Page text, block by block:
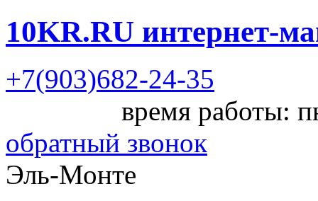
10KR.RU интернет-
+7(903)682-24-35
время работы:
обратный звонок
Эль-Монте